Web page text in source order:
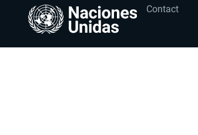
Footer
Contact
User
account